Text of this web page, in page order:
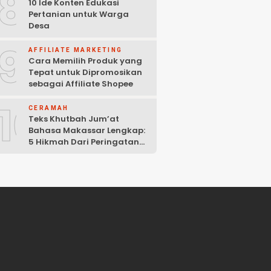
10 Ide Konten Edukasi
Pertanian untuk Warga
Desa
AFFILIATE MARKETING
Cara Memilih Produk yang
Tepat untuk Dipromosikan
sebagai Affiliate Shopee
CERAMAH
Teks Khutbah Jum’at
Bahasa Makassar Lengkap:
5 Hikmah Dari Peringatan